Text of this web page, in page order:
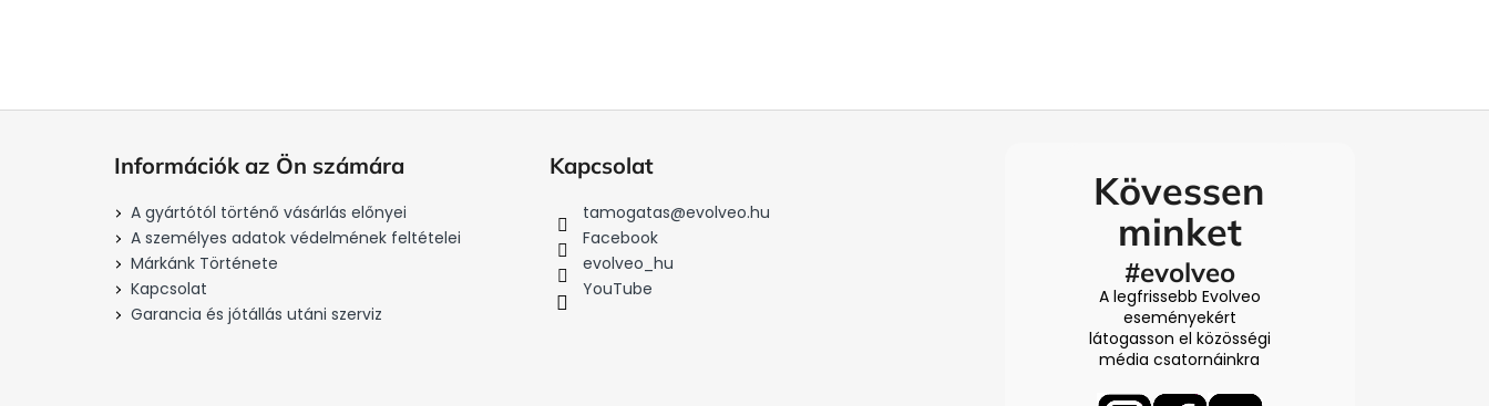
Információk az Ön számára
A gyártótól történő vásárlás előnyei
A személyes adatok védelmének feltételei
Márkánk Története
Kapcsolat
Garancia és jótállás utáni szerviz
Kapcsolat
tamogatas@evolveo.hu
Facebook
evolveo_hu
YouTube
Kövessen
minket
#evolveo
A legfrissebb Evolveo
eseményekért
látogasson el közösségi
média csatornáinkra